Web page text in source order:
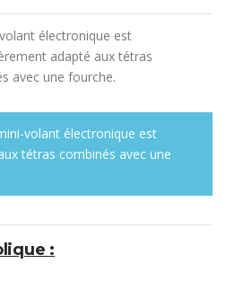
électronique est
adapté aux tétras
avec une fourche.
volant électronique est
tétras combinés avec une
: